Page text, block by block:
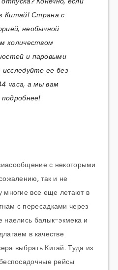
Китай! Страна с
необычной
количеством
и паровыми
ее без
часа, а мы вам
с некоторыми
так и не
многие все еще летают в
с пересадками через
балык-экмека и
в качестве
выбрать Китай. Туда из
рейсы